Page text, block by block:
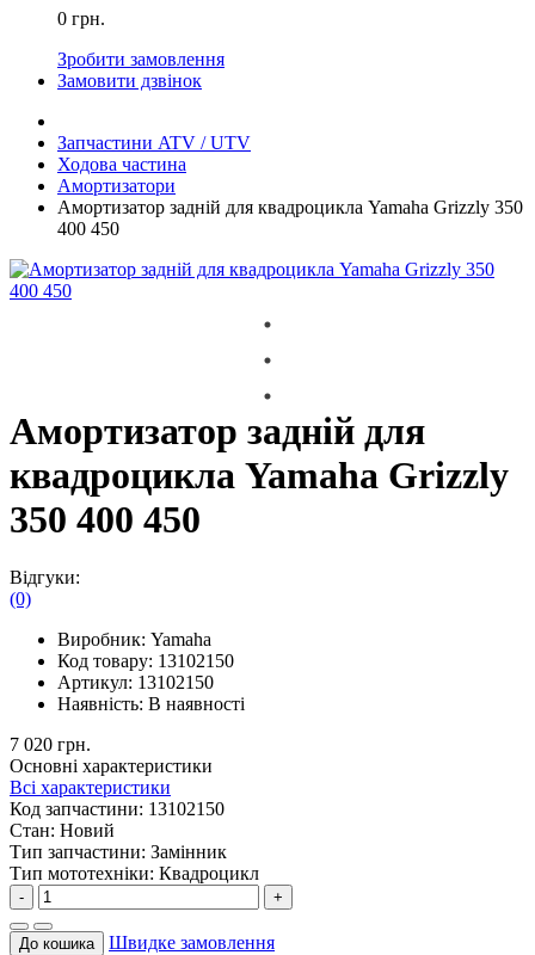
0 грн.
Зробити замовлення
Замовити дзвінок
Запчастини ATV / UTV
Ходова частина
Амортизатори
Амортизатор задній для квадроцикла Yamaha Grizzly 350
400 450
Амортизатор задній для
квадроцикла Yamaha Grizzly
350 400 450
Відгуки:
(0)
Виробник: Yamaha
Код товару: 13102150
Артикул: 13102150
Наявність: В наявності
7 020 грн.
Основні характеристики
Всі характеристики
Код запчастини: 13102150
Стан: Новий
Тип запчастини: Замінник
Тип мототехніки: Квадроцикл
- +
До кошика
Швидке замовлення